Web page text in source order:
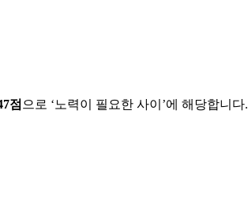
점 으로 ‘노력이 필요한 사이 ’에 해당합니다.